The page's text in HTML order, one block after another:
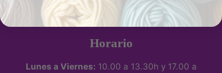
Vicálvaro, 28032 Madrid, España -
ubicación
Horario
Lunes a Viernes: 10.00 a 13.30h y 17.00 a